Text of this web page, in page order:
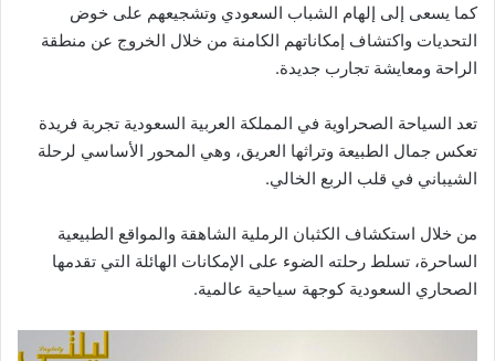
كما يسعى إلى إلهام الشباب السعودي وتشجيعهم على خوض
التحديات واكتشاف إمكاناتهم الكامنة من خلال الخروج عن منطقة
الراحة ومعايشة تجارب جديدة.
تعد السياحة الصحراوية في المملكة العربية السعودية تجربة فريدة
تعكس جمال الطبيعة وتراثها العريق، وهي المحور الأساسي لرحلة
الشيباني في قلب الربع الخالي.
من خلال استكشاف الكثبان الرملية الشاهقة والمواقع الطبيعية
الساحرة، تسلط رحلته الضوء على الإمكانات الهائلة التي تقدمها
الصحاري السعودية كوجهة سياحية عالمية.